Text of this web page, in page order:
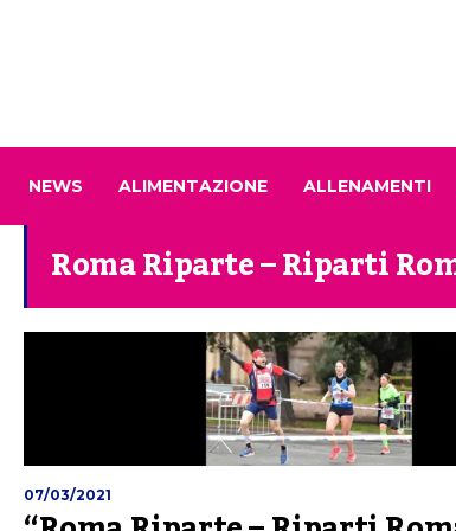
NEWS ALIMENTAZIONE ALLENAMENTI
Roma Riparte – Riparti
07/03/2021